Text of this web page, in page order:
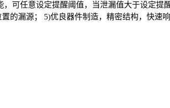
，可任意设定提醒阈值，当泄漏值大于设定
的漏源； 5)优良器件制造，精密结构，快速